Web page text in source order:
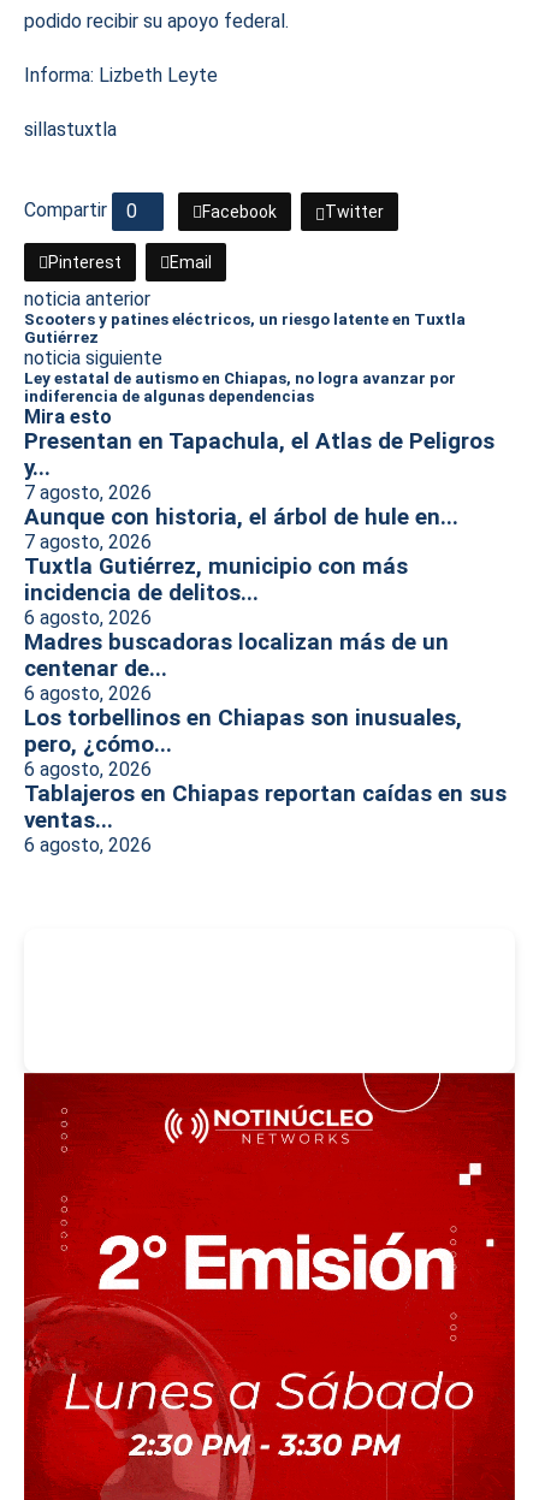
podido recibir su apoyo federal.
Informa: Lizbeth Leyte
sillastuxtla
Compartir 0 Facebook Twitter
Pinterest Email
noticia anterior
Scooters y patines eléctricos, un riesgo latente en Tuxtla
Gutiérrez
noticia siguiente
Ley estatal de autismo en Chiapas, no logra avanzar por
indiferencia de algunas dependencias
Mira esto
Presentan en Tapachula, el Atlas de Peligros
y...
7 agosto, 2026
Aunque con historia, el árbol de hule en...
7 agosto, 2026
Tuxtla Gutiérrez, municipio con más
incidencia de delitos...
6 agosto, 2026
Madres buscadoras localizan más de un
centenar de...
6 agosto, 2026
Los torbellinos en Chiapas son inusuales,
pero, ¿cómo...
6 agosto, 2026
Tablajeros en Chiapas reportan caídas en sus
ventas...
6 agosto, 2026